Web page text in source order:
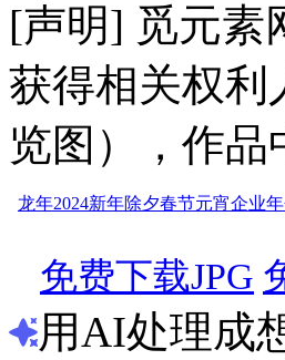
[声明] 觅元素
获得相关权利
览图），作
龙年2024新年除夕春节元宵企业
免费下载JPG
用AI处理成